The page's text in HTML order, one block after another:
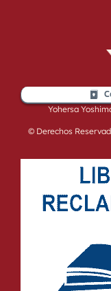
Yohersa
© Derechos